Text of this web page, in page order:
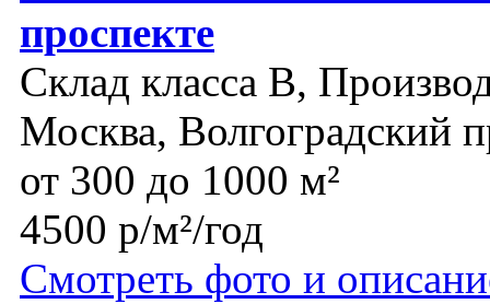
проспекте
Склад класса B,
Москва, Волгоградский
от 300 до 1000 м²
4500 р/м²/год
Смотреть фото и